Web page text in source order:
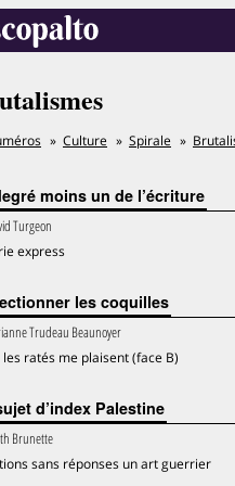
Culture Spirale
moins un de l’écriture
Turgeon
express
les coquilles
Trudeau Beaunoyer
les ratés me plaisent (face B)
d’index Palestine
Brunette
sans réponses un art guerrier